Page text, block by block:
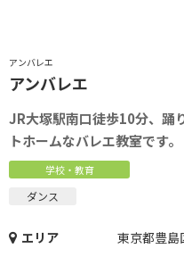
アンバレエ
アンバレエ
JR大塚駅南口徒歩10分、踊
トホームなバレエ教室です。
学校・教育
ダンス
エリア
東京都豊島